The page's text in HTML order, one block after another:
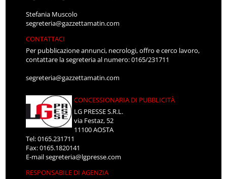
Stefania Muscolo
segreteria@gazzettamatin.com
CONTATTACI
Per pubblicazione annunci, necrologi, offro e cerco lavoro,
contattare la segreteria al numero: 0165/231711
segreteria@gazzettamatin.com
CONCESSIONARIA DI PUBBLICITÀ
LG PRESSE S.R.L.
via Festaz, 52
11100 AOSTA
Tel: 0165.231711
Fax: 0165.1820141
E-mailsegreteria@lgpresse.com
RESPONSABILE DI AGENZIA